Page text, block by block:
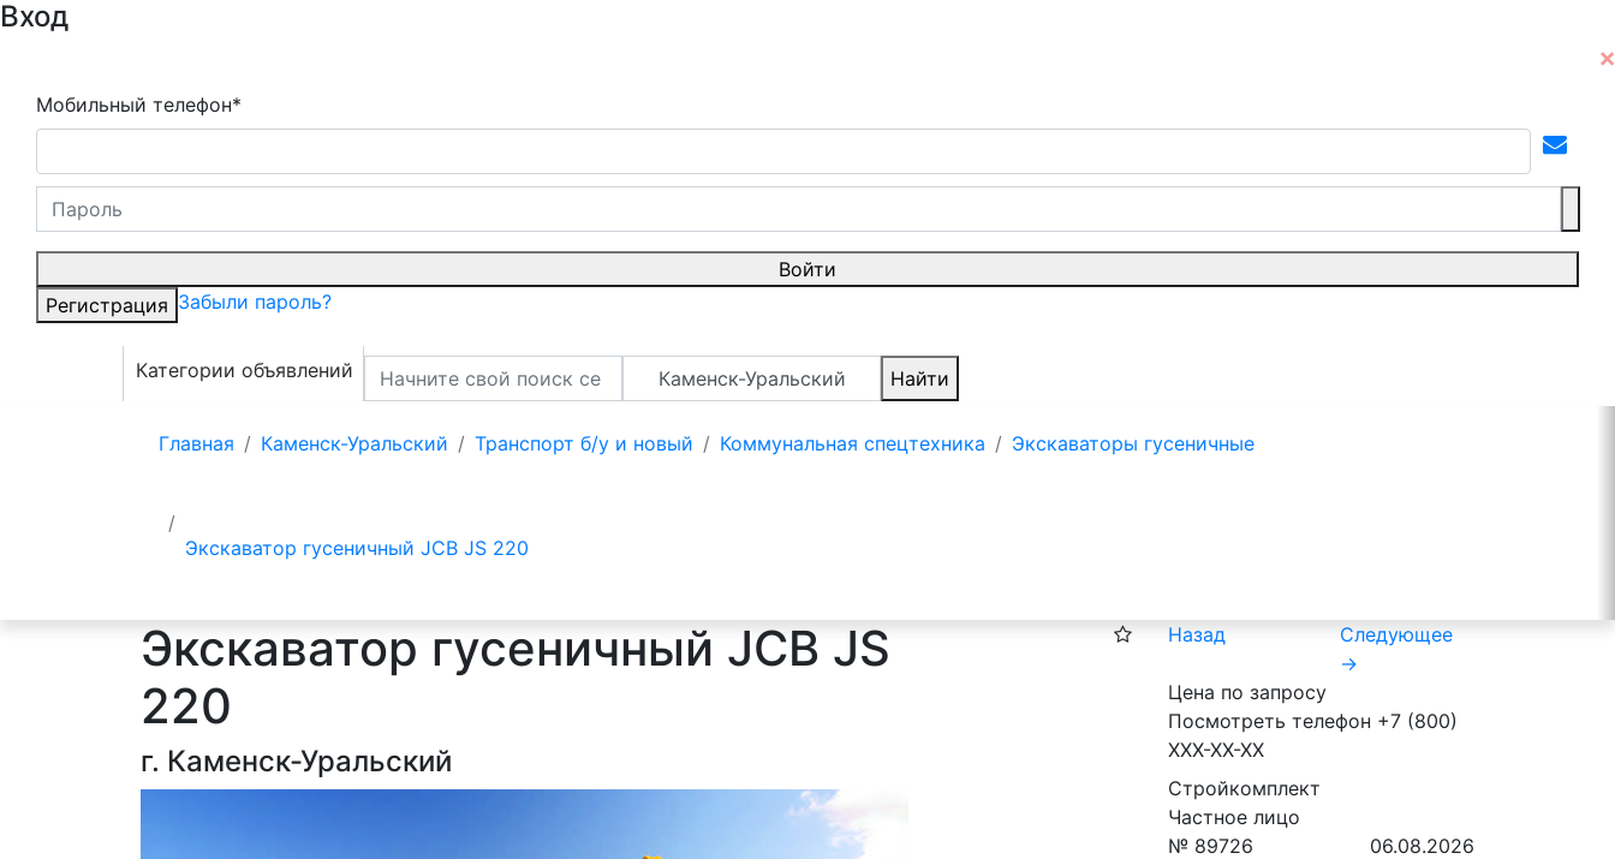
Вход
Мобильный телефон*
Войти
Регистрация Забыли пароль?
Категории объявлений Каменск-Уральский Найти
Главная Каменск-Уральский Транспорт б/у и новый Коммунальная спецтехника Экскаваторы гусеничные
Экскаватор гусеничный JCB JS 220
Экскаватор гусеничный JCB JS
220
г. Каменск-Уральский
Назад
Следующее
→
Цена по запросу
Посмотреть телефон +7 (800)
XXX-XX-XX
Стройкомплект
Частное лицо
№ 89726
06.08.2026